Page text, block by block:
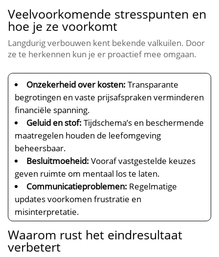
Veelvoorkomende stresspunten en
hoe je ze voorkomt
Langdurig verbouwen kent bekende valkuilen.​ Door
ze te herkennen kun je er proactief mee omgaan.​
Onzekerheid over kosten: Transparante
begrotingen en vaste prijsafspraken verminderen
financiële spanning.​
Geluid en stof: Tijdschema’s en beschermende
maatregelen houden de leefomgeving
beheersbaar.​
Besluitmoeheid: Vooraf vastgestelde keuzes
geven ruimte om mentaal los te laten.​
Communicatieproblemen: Regelmatige
updates voorkomen frustratie en
misinterpretatie.​
Waarom rust het eindresultaat
verbetert